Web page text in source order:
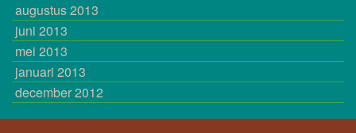
augustus 2013
juni 2013
mei 2013
januari 2013
december 2012